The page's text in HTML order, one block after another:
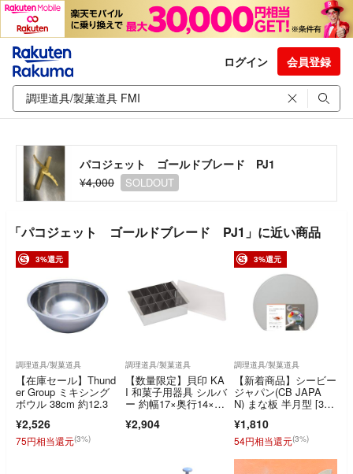
ログイン 会員登録
パコジェット ゴールドブレード PJ1
¥4,000
SOLDOUT
「パコジェット ゴールドブレード PJ1」に近い商品
3%還元
調理道具/製菓道具
【在庫セール】Thund
er Group ミキシング
ボウル 38cm 約12.3
¥2,526
75円相当還元(3%)
調理道具/製菓道具
【数量限定】貝印 KA
I 和菓子用器具 シルバ
ー 約幅17×奥行14×高
¥2,904
3%還元
調理道具/製菓道具
【新着商品】シービー
ジャパン(CB JAPA
N) まな板 半月型 [32×
¥1,810
54円相当還元(3%)